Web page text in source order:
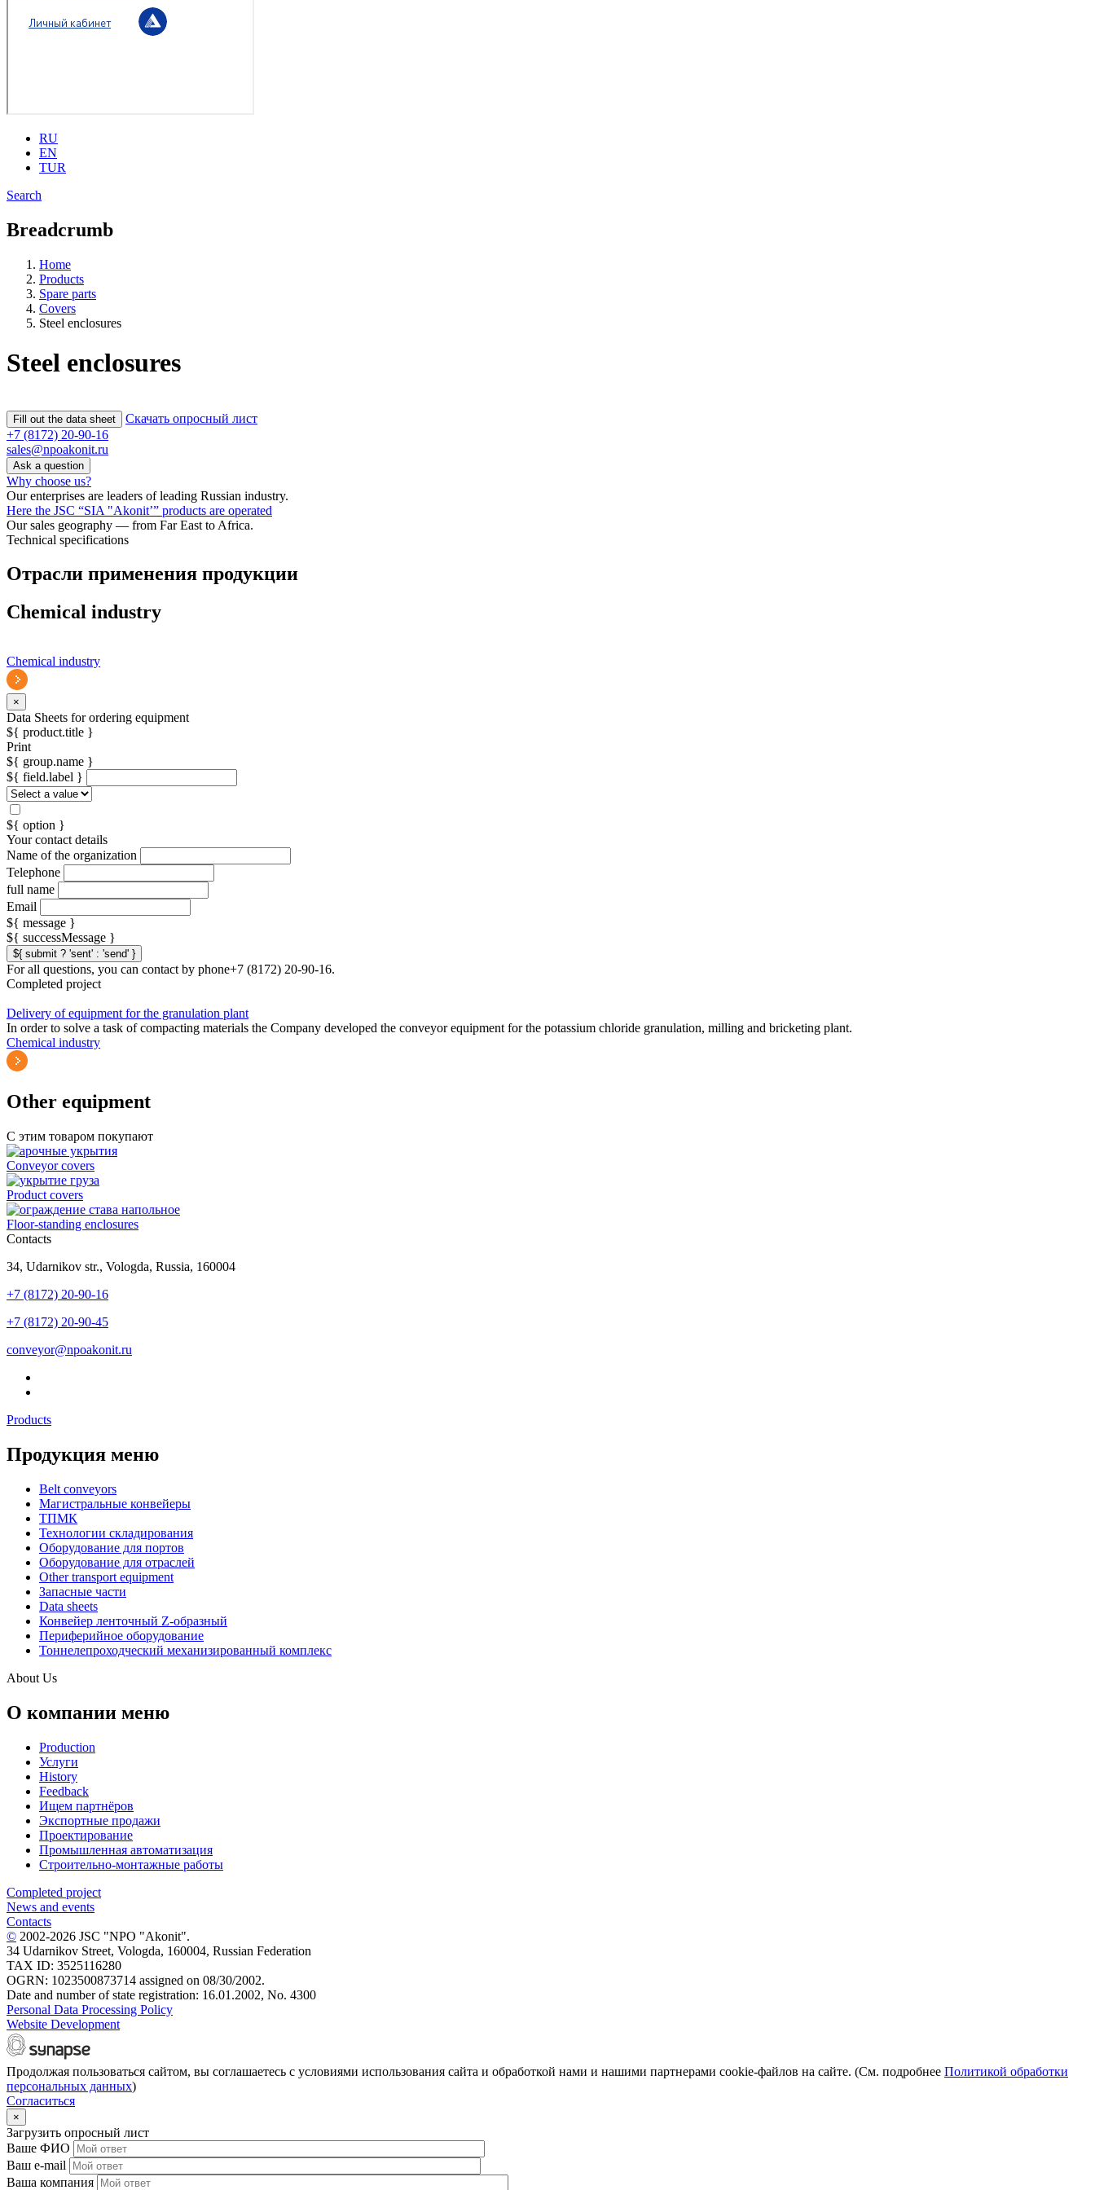
RU
EN
TUR
Search
Breadcrumb
Home
Products
Spare parts
Covers
Steel enclosures
Steel enclosures
Fill out the data sheet
Скачать опросный лист
+7 (8172) 20-90-16
sales@npoakonit.ru
Ask a question
Why choose us?
Our enterprises are leaders of leading Russian industry.
Here the JSC “SIA "Akonit’” products are operated
Our sales geography — from Far East to Africa.
Technical specifications
Отрасли применения продукции
Chemical industry
Chemical industry
×
Data Sheets for ordering equipment
${ product.title }
Print
${ group.name }
${ field.label }
${ option }
Your contact details
Name of the organization
Telephone
full name
Email
${ message }
${ successMessage }
${ submit ? 'sent' : 'send' }
For all questions, you can contact by phone+7 (8172) 20-90-16.
Completed project
Delivery of equipment for the granulation plant
In order to solve a task of compacting materials the Company developed the conveyor equipment for the potassium chloride granulation, milling and bricketing plant.
Chemical industry
Other equipment
С этим товаром покупают
Conveyor covers
Product covers
Floor-standing enclosures
Contacts
34, Udarnikov str., Vologda, Russia, 160004
+7 (8172) 20-90-16
+7 (8172) 20-90-45
conveyor@npoakonit.ru
Products
Продукция меню
Belt conveyors
Магистральные конвейеры
ТПМК
Технологии складирования
Оборудование для портов
Оборудование для отраслей
Other transport equipment
Запасные части
Data sheets
Конвейер ленточный Z-образный
Периферийное оборудование
Тоннелепроходческий механизированный комплекс
About Us
О компании меню
Production
Услуги
History
Feedback
Ищем партнёров
Экспортные продажи
Проектирование
Промышленная автоматизация
Строительно-монтажные работы
Completed project
News and events
Contacts
© 2002-2026 JSC "NPO "Akonit".
34 Udarnikov Street, Vologda, 160004, Russian Federation
TAX ID: 3525116280
OGRN: 1023500873714 assigned on 08/30/2002.
Date and number of state registration: 16.01.2002, No. 4300
Personal Data Processing Policy
Website Development
Продолжая пользоваться сайтом, вы соглашаетесь с условиями использования сайта и обработкой нами и нашими партнерами cookie-файлов на сайте. (См. подробнее Политикой обработки
персональных данных)
Согласиться
×
Загрузить опросный лист
Ваше ФИО
Ваш e-mail
Ваша компания